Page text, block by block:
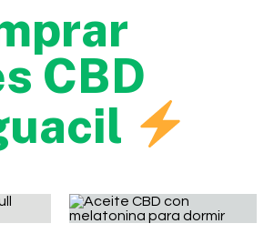
CBD